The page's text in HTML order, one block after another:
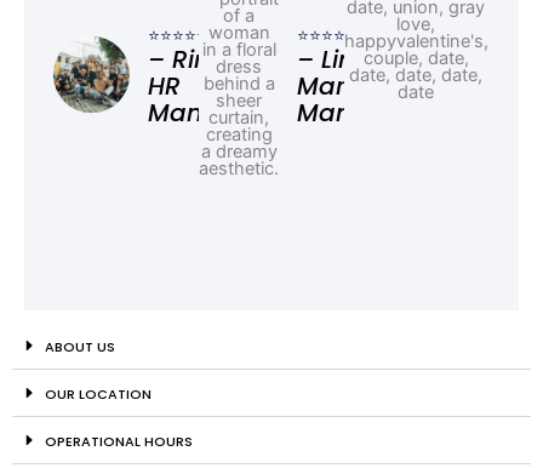
⭐⭐⭐⭐⭐
– Rina,
HR
Manager
⭐⭐⭐⭐⭐
– Linda,
Marketing
Manager
ABOUT US
OUR LOCATION
OPERATIONAL HOURS